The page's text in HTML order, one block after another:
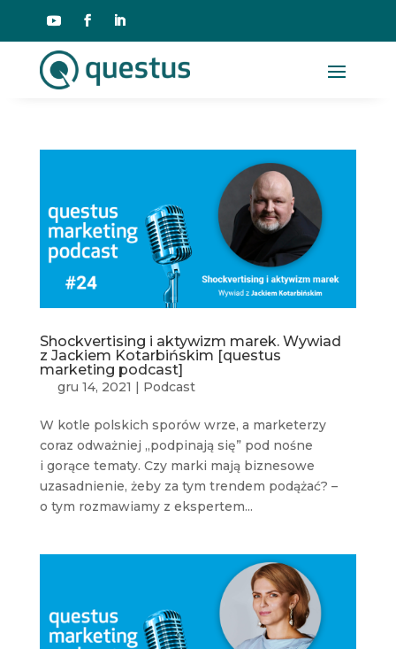
Shockvertising i aktywizm marek. Wywiad
z Jackiem Kotarbińskim [questus
marketing podcast]
gru 14, 2021 | Podcast
W kotle polskich sporów wrze, a marketerzy
coraz odważniej „podpinają się” pod nośne
i gorące tematy. Czy marki mają biznesowe
uzasadnienie, żeby za tym trendem podążać? –
o tym rozmawiamy z ekspertem...